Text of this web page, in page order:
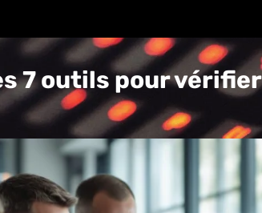
7 outils pour vérifier